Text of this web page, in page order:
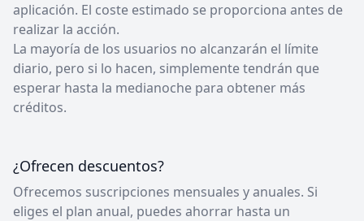
aplicación. El coste estimado se proporciona antes de
realizar la acción.
La mayoría de los usuarios no alcanzarán el límite
diario, pero si lo hacen, simplemente tendrán que
esperar hasta la medianoche para obtener más
créditos.
¿Ofrecen descuentos?
Ofrecemos suscripciones mensuales y anuales. Si
eliges el plan anual, puedes ahorrar hasta un